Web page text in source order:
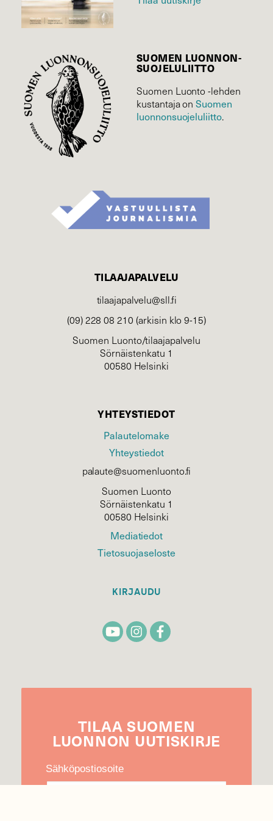
SUOMEN LUONNON­
SUOJELU­LIITTO
Suomen Luonto -lehden
kustantaja onSuomen
luonnonsuojelu­liitto.
TILAAJAPALVELU
tilaajapalvelu@sll.fi
(09) 228 08 210 (arkisin klo 9-15)
Suomen Luonto/tilaajapalvelu
Sörnäistenkatu 1
00580 Helsinki
YHTEYSTIEDOT
Palautelomake
Yhteystiedot
palaute@suomenluonto.fi
Suomen Luonto
Sörnäistenkatu 1
00580 Helsinki
Mediatiedot
Tietosuojaseloste
KIRJAUDU
TILAA SUOMEN
LUONNON UUTIS­KIRJE
Sähköpostiosoite